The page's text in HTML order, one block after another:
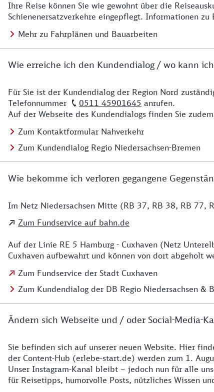
Details zu Baustelle
Ihre Reise können Sie wie gewohnt über die
Schienenersatzverkehre eingepflegt. Informationen
Mehr zu Fahrplänen und Bauarbeiten
Wie erreiche ich den Kundendialog / wo kann
Details zu Kontakt
Für Sie ist der Kundendialog der Region Nord
Telefonnummer
0511 45901645 anrufen.
Auf der Webseite des Kundendialogs finden Sie
Zum Kontaktformular Nahverkehr
Zum Kundendialog Regio Niedersachsen-Bremen
Wie bekomme ich verloren gegangene
Details zu Kontakt
Im Netz Niedersachsen Mitte (RB 37, RB 38, RB 77,
Zum Fundservice auf bahn.de
Auf der Linie RE 5 Hamburg - Cuxhaven (Netz
Cuxhaven aufbewahrt und können von dort abgeholt
Zum Fundservice der Stadt Cuxhaven
Zum Kundendialog der DB Regio Niedersachsen &
Ändern sich Webseite und / oder Social-Media-
Details zur Website
Sie befinden sich auf unserer neuen Website. Hier
der Content-Hub (erlebe-start.de) werden zum 1.
Unser Instagram-Kanal bleibt – jedoch nun für alle
für Reisetipps, humorvolle Posts, nützliches Wissen